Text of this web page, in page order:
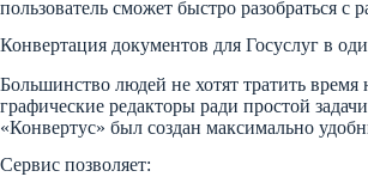
пользователь сможет быстро разобраться с
Конвертация документов для Госуслуг в
Большинство людей не хотят тратить
графические редакторы ради простой
«Конвертус» был создан максимально
Сервис позволяет: